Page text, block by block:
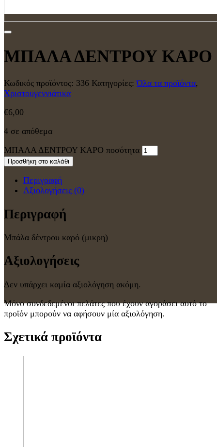
ΜΠΑΛΑ ΔΕΝΤΡΟΥ ΚΑΡΟ
Κωδικός προϊόντος: 336 Κατηγορίες:Όλα τα προϊόντα,
Χριστουγεννιάτικα
€6,00
4 σε απόθεμα
ΜΠΑΛΑ ΔΕΝΤΡΟΥ ΚΑΡΟ ποσότητα
Προσθήκη στο καλάθι
Περιγραφή
Αξιολογήσεις (0)
Περιγραφή
Μπάλα δέντρου καρό (μικρη)
Αξιολογήσεις
Δεν υπάρχει καμία αξιολόγηση ακόμη.
Μόνο συνδεδεμένοι πελάτες που έχουν αγοράσει αυτό το
προϊόν μπορούν να αφήσουν μία αξιολόγηση.
Σχετικά προϊόντα